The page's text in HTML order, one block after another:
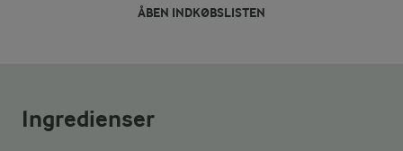
ÅBEN INDKØBSLISTEN
Ingredienser